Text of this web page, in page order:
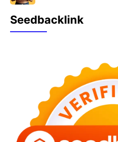
Seedbacklink